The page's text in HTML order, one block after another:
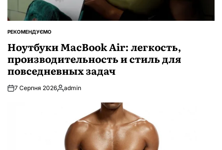
ОПУБЛІКУВАТИ
РЕКОМЕНДУЄМО
Ноутбуки MacBook Air: легкость,
производительность и стиль для
повседневных задач
7 Серпня 2026Опубліковано
admin